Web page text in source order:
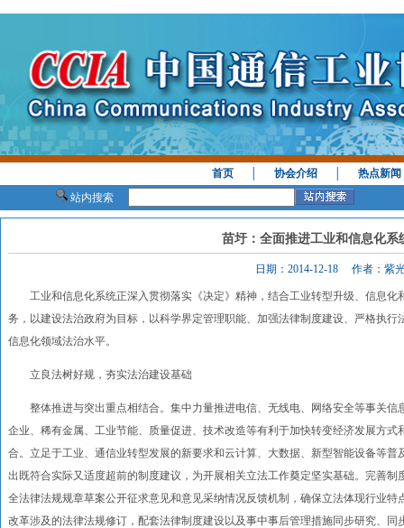
首页 │协会介绍 │热点新闻
站内搜索
苗圩：全面推进工业和信息化系
日期：2014-12-18 作者：紫
工业和信息化系统正深入贯彻落实《决定》精神，结合工业转型升级、信息化
务，以建设法治政府为目标，以科学界定管理职能、加强法律制度建设、严格执
信息化领域法治水平。
立良法树好规，夯实法治建设基础
整体推进与突出重点相结合。集中力量推进电信、无线电、网络安全等事关信
企业、稀有金属、工业节能、质量促进、技术改造等有利于加快转变经济发展方
合。立足于工业、通信业转型发展的新要求和云计算、大数据、新型智能设备等
出既符合实际又适度超前的制度建议，为开展相关立法工作奠定坚实基础。完善
全法律法规规章草案公开征求意见和意见采纳情况反馈机制，确保立法体现行业
改革涉及的法律法规修订，配套法律制度建设以及事中事后管理措施同步研究、